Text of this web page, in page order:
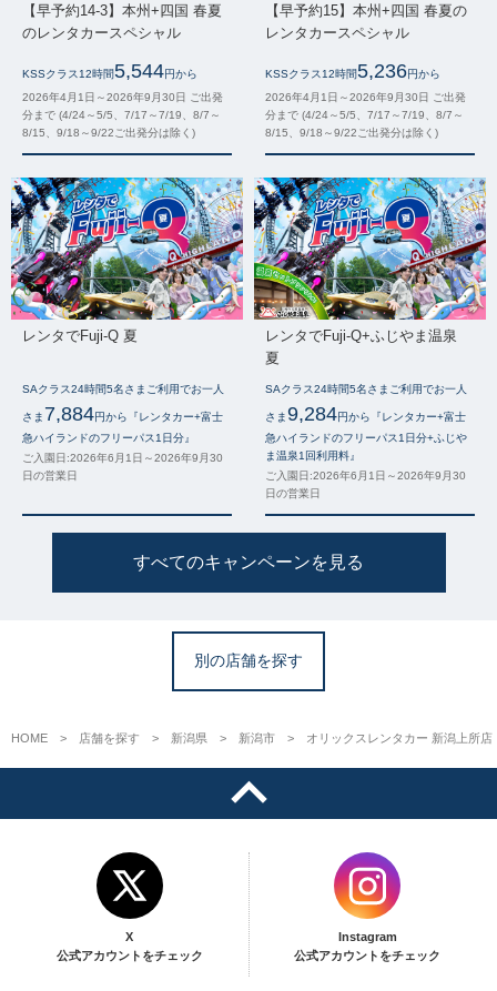
【早予約14-3】本州+四国 春夏
のレンタカースペシャル
KSSクラス12時間5,544円から
2026年4月1日～2026年9月30日 ご出発
分まで (4/24～5/5、7/17～7/19、8/7～
8/15、9/18～9/22ご出発分は除く)
【早予約15】本州+四国 春夏の
レンタカースペシャル
KSSクラス12時間5,236円から
2026年4月1日～2026年9月30日 ご出発
分まで (4/24～5/5、7/17～7/19、8/7～
8/15、9/18～9/22ご出発分は除く)
レンタでFuji-Q 夏
SAクラス24時間5名さまご利用でお一人
さま 7,884円から『レンタカー+富士
急ハイランドのフリーパス1日分』
ご入園日:2026年6月1日～2026年9月30
日の営業日
レンタでFuji-Q+ふじやま温泉
夏
SAクラス24時間5名さまご利用でお一人
さま9,284円から『レンタカー+富士
急ハイランドのフリーパス1日分+ふじや
ま温泉1回利用料』
ご入園日:2026年6月1日～2026年9月30
日の営業日
すべてのキャンペーンを見る
別の店舗を探す
HOME 店舗を探す 新潟県 新潟市 オリックスレンタカー 新潟上所店
X
公式アカウントをチェック
Instagram
公式アカウントをチェック